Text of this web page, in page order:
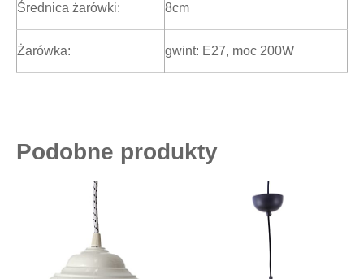
Średnica żarówki: 8cm
Żarówka: gwint: E27, moc 200W
Podobne produkty